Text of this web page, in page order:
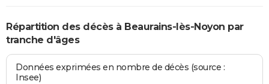
Répartition des décès à Beaurains-lès-Noyon par
tranche d'âges
Données exprimées en nombre de décès (source :
Insee)